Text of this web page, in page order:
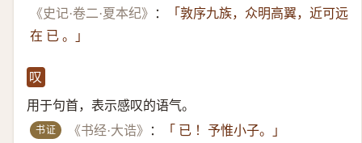
《史记·卷二·夏本纪》
：
「敦序九族，众明高翼，近可远
在 已 。」
叹
用于句首，表示感叹的语气。
书证 《书经·大诰》 ： 「 已 ！予惟小子。」